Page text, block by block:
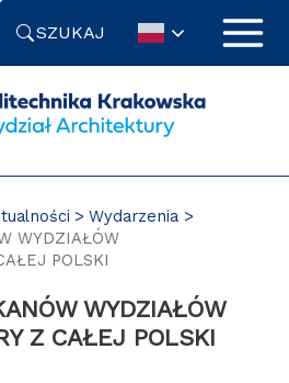
SZUKAJ
Wydarzenia
WYDZIAŁÓW
POLSKI
Z CAŁEJ POLSKI